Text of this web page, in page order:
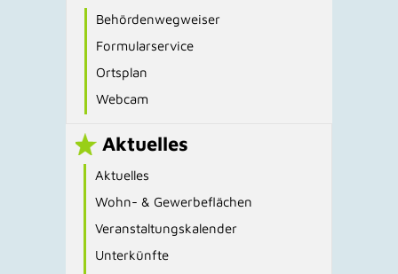
Behördenwegweiser
Formularservice
Ortsplan
Webcam
Aktuelles
Aktuelles
Wohn- & Gewerbeflächen
Veranstaltungskalender
Unterkünfte